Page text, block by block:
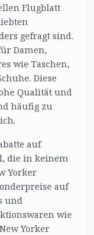
Flugblatt
gefragt sind.
Damen,
wie Taschen,
Diese
Qualität und
häufig zu
auf
die in keinem
Yorker
auf
und
wie
Yorker